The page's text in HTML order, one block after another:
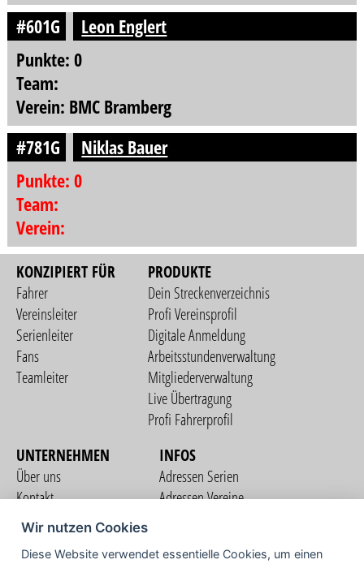
#601G
Leon Englert
Punkte: 0
Team:
Verein: BMC Bramberg
#781G
Niklas Bauer
Punkte: 0
Team:
Verein:
KONZIPIERT FÜR
Fahrer
Vereinsleiter
Serienleiter
Fans
Teamleiter
PRODUKTE
Dein Streckenverzeichnis
Profi Vereinsprofil
Digitale Anmeldung
Arbeitsstundenverwaltung
Mitgliederverwaltung
Live Übertragung
Profi Fahrerprofil
UNTERNEHMEN
Über uns
Kontakt
Nutzungsbedingungen
Datenschutzerklärung
INFOS
Adressen Serien
Adressen Vereine
Wir nutzen Cookies
Diese Website verwendet essentielle Cookies, um einen